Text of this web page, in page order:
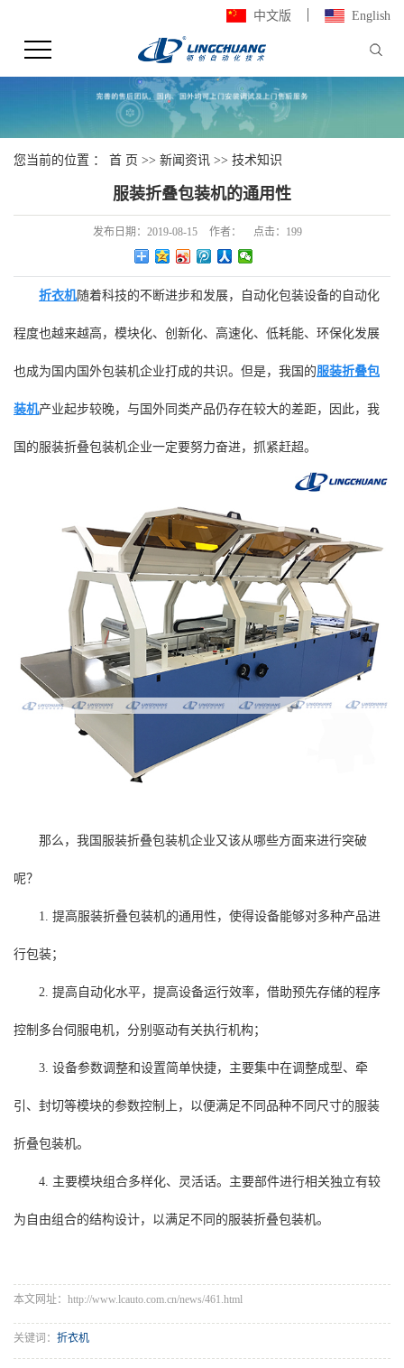
中文版 English
您当前的位置 ： 首 页 >> 新闻资讯 >> 技术知识
服装折叠包装机的通用性
发布日期： 2019-08-15 作者： 点击： 199
折衣机随着科技的不断进步和发展，自动化包装设备的自动化
程度也越来越高，模块化、创新化、高速化、低耗能、环保化发展
也成为国内国外包装机企业打成的共识。但是，我国的服装折叠包
装机产业起步较晚，与国外同类产品仍存在较大的差距，因此，我
国的服装折叠包装机企业一定要努力奋进，抓紧赶超。
那么，我国服装折叠包装机企业又该从哪些方面来进行突破
呢？
1. 提高服装折叠包装机的通用性，使得设备能够对多种产品进
行包装；
2. 提高自动化水平，提高设备运行效率，借助预先存储的程序
控制多台伺服电机，分别驱动有关执行机构；
3. 设备参数调整和设置简单快捷，主要集中在调整成型、牵
引、封切等模块的参数控制上，以便满足不同品种不同尺寸的服装
折叠包装机。
4. 主要模块组合多样化、灵活话。主要部件进行相关独立有较
为自由组合的结构设计，以满足不同的服装折叠包装机。
本文网址：http://www.lcauto.com.cn/news/461.html
关键词： 折衣机